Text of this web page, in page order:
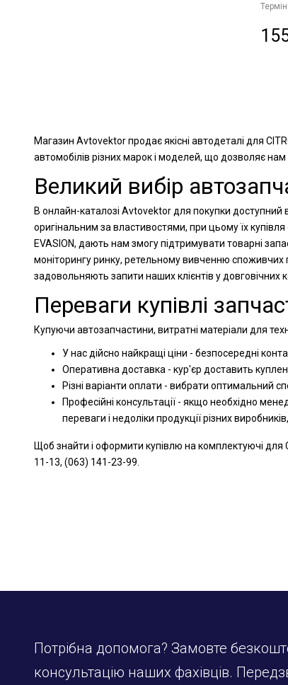
Магазин Avtovektor продає якісні автодеталі для
автомобілів різних марок і моделей, що дозволяє нам
Великий вибір
В онлайн-каталозі Avtovektor для покупки доступний
оригінальним за властивостями, при цьому їх
EVASION, дають нам змогу підтримувати товарні
моніторингу ринку, ретельному вивченню споживчих
задовольняють запити наших клієнтів у довговічних
Переваги купівлі
Купуючи автозапчастини, витратні матеріали для
У нас дійсно найкращі ціни - безпосередні
Оперативна доставка - кур'єр доставить
Різні варіанти оплати - вибрати оптимальний
Професійні консультації - якщо необхідно
переваги і недоліки продукції різних
Щоб знайти і оформити купівлю на комплектуючі
11-13, (063) 141-23-99.
Потрібна допомога? Замовте
консультацію наших фахівців.